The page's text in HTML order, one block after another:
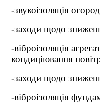
-звукоізоляція
-заходи щодо
-віброізоляція
кондиціювання
-заходи щодо
-віброізоляція